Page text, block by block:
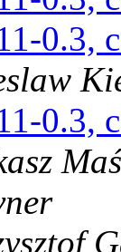
0.3,
0.3,